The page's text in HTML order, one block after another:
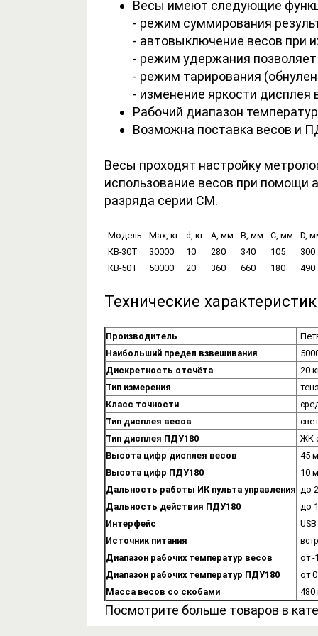
Весы имеют следующие
- режим суммирования
- автовыключение весов при
- режим удержания позволяет
- режим тарирования
- изменение яркости дисплея
Рабочий диапазон
Возможна поставка весов и
Весы проходят настройку
использование весов при помощи
разряда серии СМ.
Модель Max, кг d, кг A, мм B, мм C, мм
D,
КВ-30Т
30000 10 280 340 105
300
КВ-50Т
50000 20 360 660 180 490
Технические
Производитель
Наибольший предел взвешивания
Дискретность отсчёта
20
Тип измерения
Класс точности
Тип дисплея весов
Тип дисплея ПДУ180
ЖК
Высота цифр дисплея весов
45
Высота цифр ПДУ180
10
Дальность работы ИК пульта управления до
Дальность действия ПДУ180
до
Интерфейс
Источник питания
Диапазон рабочих температур весов
от -
Диапазон рабочих температур ПДУ180
от
Масса весов со скобами
480
Посмотрите больше товаров в